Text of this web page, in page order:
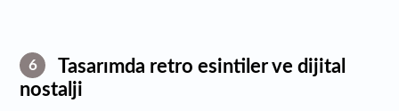
6
Tasarımda retro esintiler ve dijital
nostalji